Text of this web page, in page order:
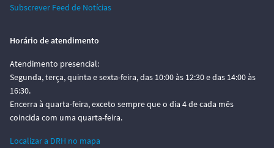
Subscrever Feed de Notícias
Horário de atendimento
Atendimento presencial:
Segunda, terça, quinta e sexta-feira, das 10:00 às 12:30 e das 14:00 às
16:30.
Encerra à quarta-feira, exceto sempre que o dia 4 de cada mês
coincida com uma quarta-feira.
Localizar a DRH no mapa